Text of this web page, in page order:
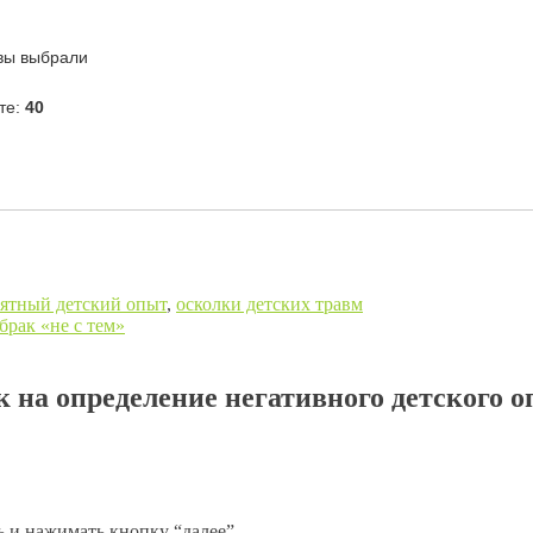
детский опыт, осколки детских травм
«не с тем»
определение негативного детского